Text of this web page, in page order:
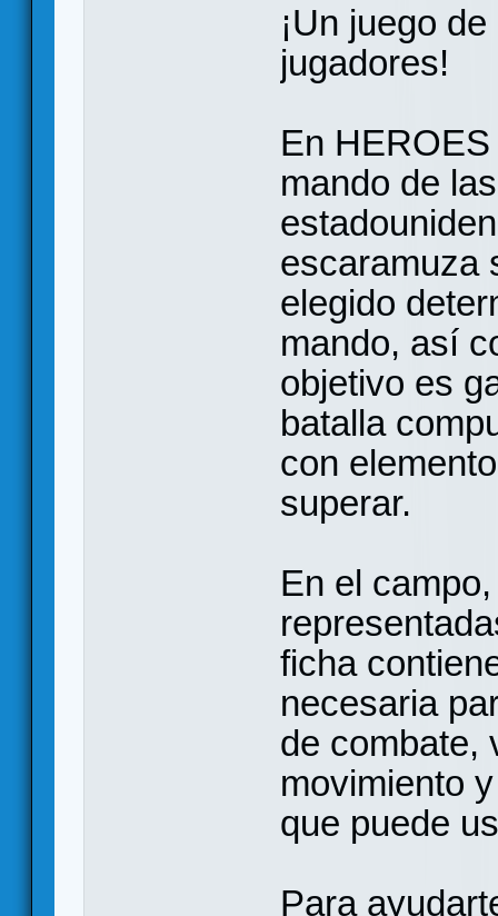
¡Un juego
jugadores!
En
mando de
escaramuza
elegido
mando, así
objetivo es
batalla
con
superar.
En el
ficha
necesaria
de combate,
movimiento
que puede
Para